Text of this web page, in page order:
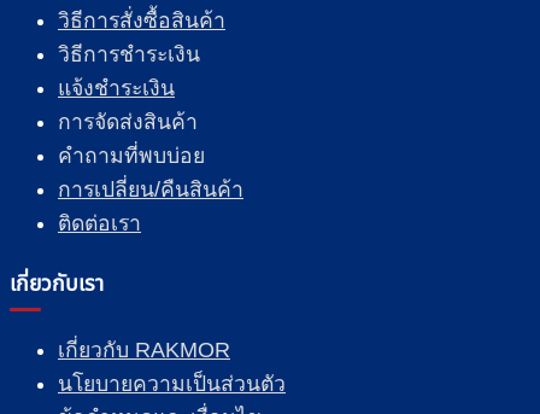
วิธีการสั่งซื้อสินค้า
วิธีการชำระเงิน
แจ้งชำระเงิน
การจัดส่งสินค้า
คำถามที่พบบ่อย
การเปลี่ยน/คืนสินค้า
ติดต่อเรา
เกี่ยวกับเรา
เกี่ยวกับ RAKMOR
นโยบายความเป็นส่วนตัว